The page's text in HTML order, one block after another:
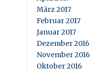
März 2017
Februar 2017
Januar 2017
Dezember 2016
November 2016
Oktober 2016